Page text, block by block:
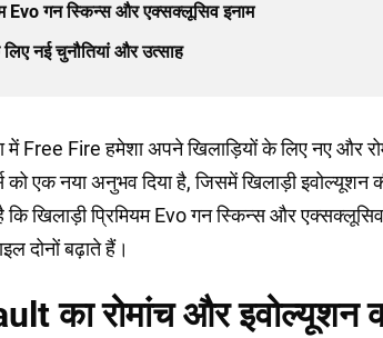
Evo गन स्किन्स और एक्सक्लूसिव इनाम
नई चुनौतियां और उत्साह
में Free Fire हमेशा अपने खिलाड़ियों के लिए नए
को एक नया अनुभव दिया है, जिसमें खिलाड़ी
कि खिलाड़ी प्रिमियम Evo गन स्किन्स और
दोनों बढ़ाते हैं।
का रोमांच और इवोल्यूशन